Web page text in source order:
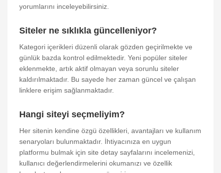
yorumlarını inceleyebilirsiniz.
Siteler ne sıklıkla güncelleniyor?
Kategori içerikleri düzenli olarak gözden geçirilmekte ve
günlük bazda kontrol edilmektedir. Yeni popüler siteler
eklenmekte, artık aktif olmayan veya sorunlu siteler
kaldırılmaktadır. Bu sayede her zaman güncel ve çalışan
linklere erişim sağlanmaktadır.
Hangi siteyi seçmeliyim?
Her sitenin kendine özgü özellikleri, avantajları ve kullanım
senaryoları bulunmaktadır. İhtiyacınıza en uygun
platformu bulmak için site detay sayfalarını incelemenizi,
kullanıcı değerlendirmelerini okumanızı ve özellik